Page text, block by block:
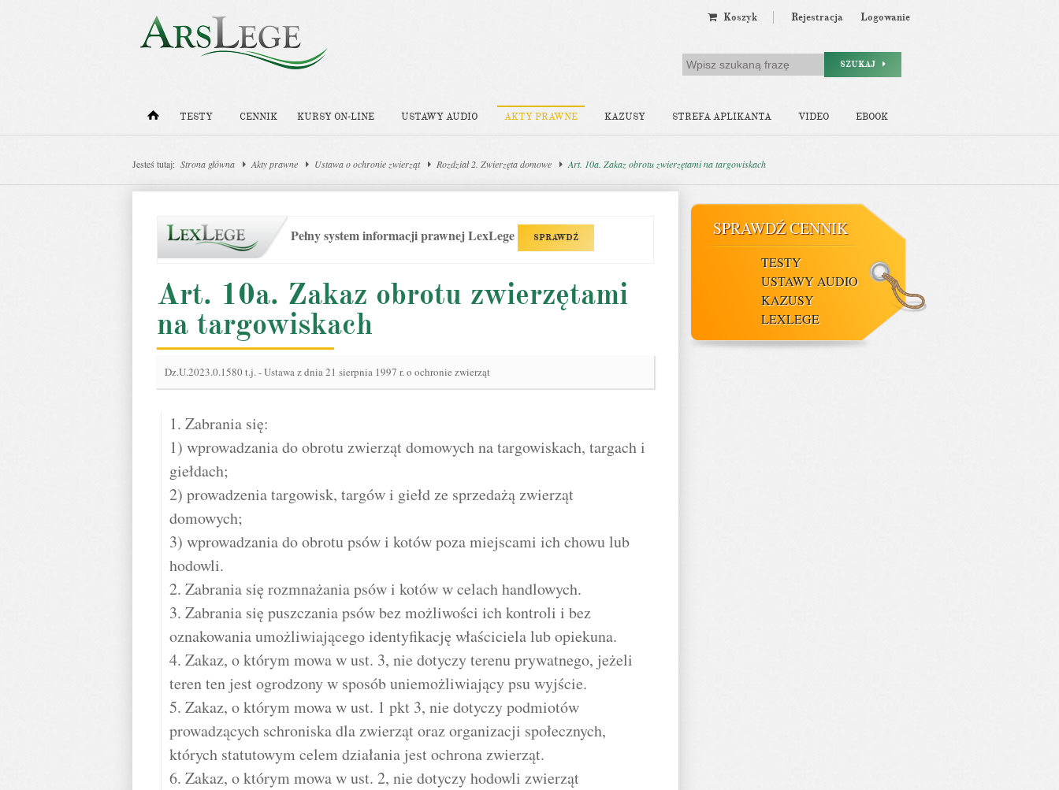
Koszyk Rejestracja Logowanie
SZUKAJ
TESTY CENNIK KURSY ON-LINE USTAWY AUDIO AKTY PRAWNE KAZUSY STREFA APLIKANTA VIDEO EBOOK
Jesteś tutaj: Strona główna Akty prawne Ustawa o ochronie zwierząt Rozdział 2. Zwierzęta domowe Art. 10a. Zakaz obrotu zwierzętami na targowiskach
Pełny system informacji prawnej LexLege SPRAWDŹ
Art. 10a. Zakaz obrotu zwierzętami
na targowiskach
Dz.U.2023.0.1580 t.j.-Ustawa z dnia 21 sierpnia 1997 r. o ochronie zwierząt
1. Zabrania się:
1) wprowadzania do obrotu zwierząt domowych na targowiskach, targach i
giełdach;
2) prowadzenia targowisk, targów i giełd ze sprzedażą zwierząt
domowych;
3) wprowadzania do obrotu psów i kotów poza miejscami ich chowu lub
hodowli.
2. Zabrania się rozmnażania psów i kotów w celach handlowych.
3. Zabrania się puszczania psów bez możliwości ich kontroli i bez
oznakowania umożliwiającego identyfikację właściciela lub opiekuna.
4. Zakaz, o którym mowa w ust. 3, nie dotyczy terenu prywatnego, jeżeli
teren ten jest ogrodzony w sposób uniemożliwiający psu wyjście.
5. Zakaz, o którym mowa w ust. 1 pkt 3, nie dotyczy podmiotów
prowadzących schroniska dla zwierząt oraz organizacji społecznych,
których statutowym celem działania jest ochrona zwierząt.
6. Zakaz, o którym mowa w ust. 2, nie dotyczy hodowli zwierząt
SPRAWDŹ CENNIK
TESTY
USTAWY AUDIO
KAZUSY
LEXLEGE